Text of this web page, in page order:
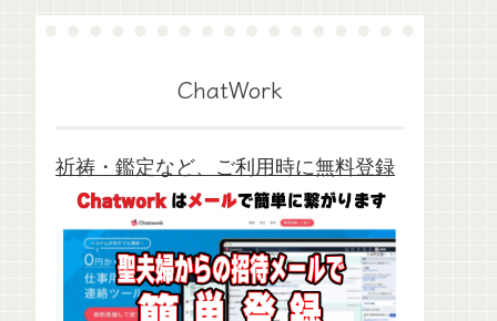
ChatWork
祈祷・鑑定など、ご利用時に無料登録